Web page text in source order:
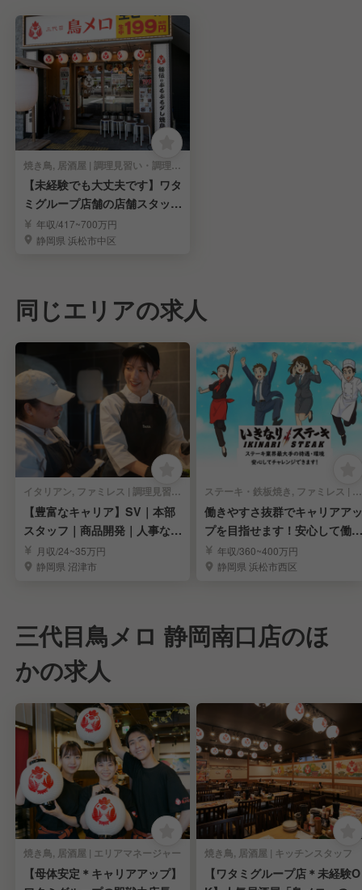
焼き鳥, 居酒屋 | 調理見習い・調理補助
【未経験でも大丈夫です】ワタ
ミグループ店舗の店舗スタッフ
(店長候補)を募集
年収/417~700万円
静岡県 浜松市中区
同じエリアの求人
イタリアン, ファミレス | 調理見習い・調理補助
【豊富なキャリア】SV｜本部
スタッフ｜商品開発｜人事など
料理長以上を目指す
月収/24~35万円
静岡県 沼津市
ステーキ・鉄板焼き, ファミレス | 調理見習い・調理補助
働きやすさ抜群でキャリアアッ
プを目指せます！安心して働け
る大手企業◎
年収/360~400万円
静岡県 浜松市西区
三代目鳥メロ 静岡南口店のほ
かの求人
焼き鳥, 居酒屋 | エリアマネージャー
【母体安定＊キャリアアップ】
焼き鳥, 居酒屋 | キッチンスタッフ
【ワタミグループ店＊未経験O